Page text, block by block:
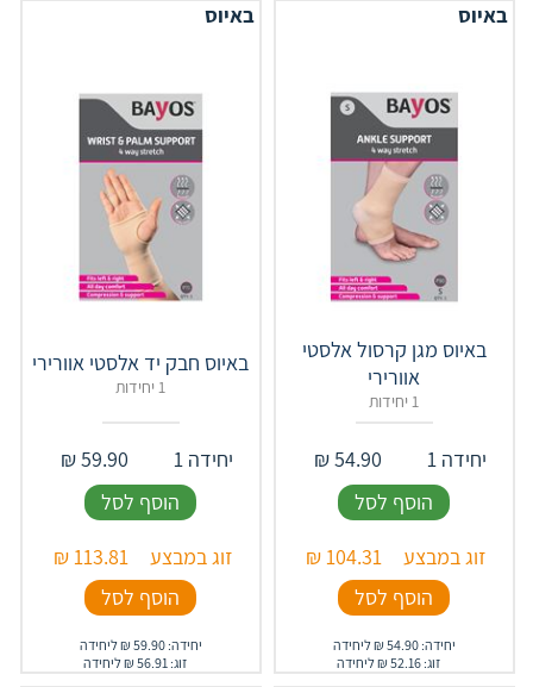
באיוס
‎‎באיוס מגן קרסול אלסטי
אוורירי
1 יחידות
יחידה 1 54.90
₪
הוסף לסל
זוג במבצע
104.31
₪
הוסף לסל
יחידה: 54.90 ₪ ליחידה
זוג: 52.16 ₪ ליחידה
באיוס
באיוס חבק יד אלסטי אוורירי
1 יחידות
יחידה 1 59.90
₪
הוסף לסל
זוג במבצע
113.81
₪
הוסף לסל
יחידה: 59.90 ₪ ליחידה
זוג: 56.91 ₪ ליחידה